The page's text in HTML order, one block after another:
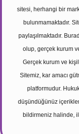
sitesi, herhangi bir
bulunmamaktadır.
paylaşılmaktadır.
olup, gerçek kurum
Gerçek kurum ve
Sitemiz, kar amacı
platformudur.
düşündüğünüz
bildirmeniz halinde,